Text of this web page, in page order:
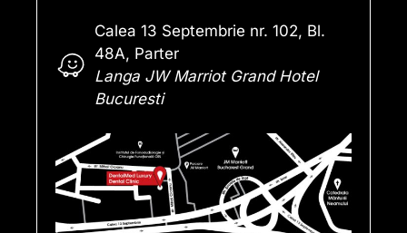
Calea 13 Septembrie nr. 102, Bl.
48A, Parter
Langa JW Marriot Grand Hotel
Bucuresti